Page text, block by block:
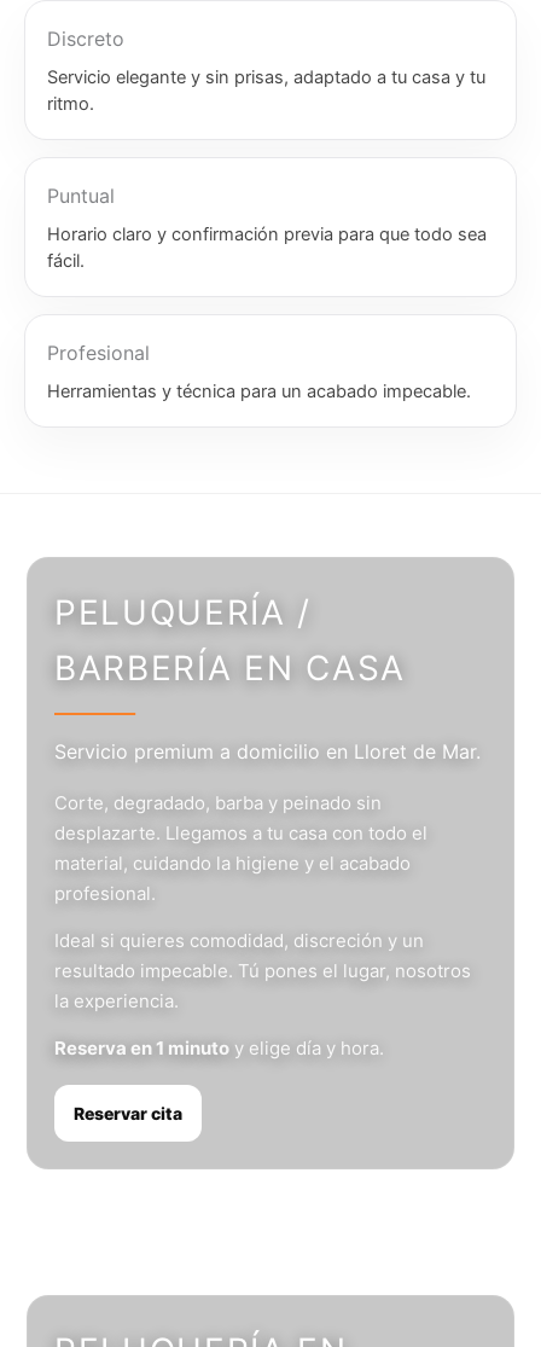
Discreto
Servicio elegante y sin prisas, adaptado a tu casa y tu
ritmo.
Puntual
Horario claro y confirmación previa para que todo sea
fácil.
Profesional
Herramientas y técnica para un acabado impecable.
PELUQUERÍA /
BARBERÍA EN CASA
Servicio premium a domicilio en Lloret de Mar.
Corte, degradado, barba y peinado sin
desplazarte. Llegamos a tu casa con todo el
material, cuidando la higiene y el acabado
profesional.
Ideal si quieres comodidad, discreción y un
resultado impecable. Tú pones el lugar, nosotros
la experiencia.
Reserva en 1 minuto y elige día y hora.
Reservar cita